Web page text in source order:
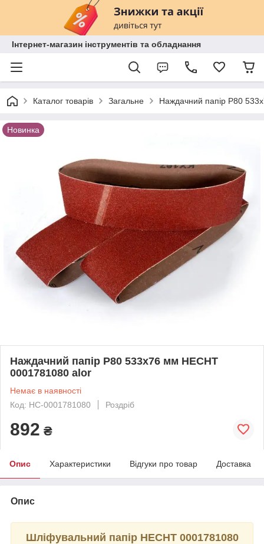
Інтернет-магазин інструментів та обладнання
Каталог товарів Загальне Наждачний папір Р80
Новинка
Наждачний папір Р80 533x76 мм HECHT
0001781080 alor
Немає в наявності
Код: HC-0001781080
Роздріб
892 ₴
Опис Характеристики Відгуки про товар Доставка
Опис
Шліфувальний папір HECHT 0001781080